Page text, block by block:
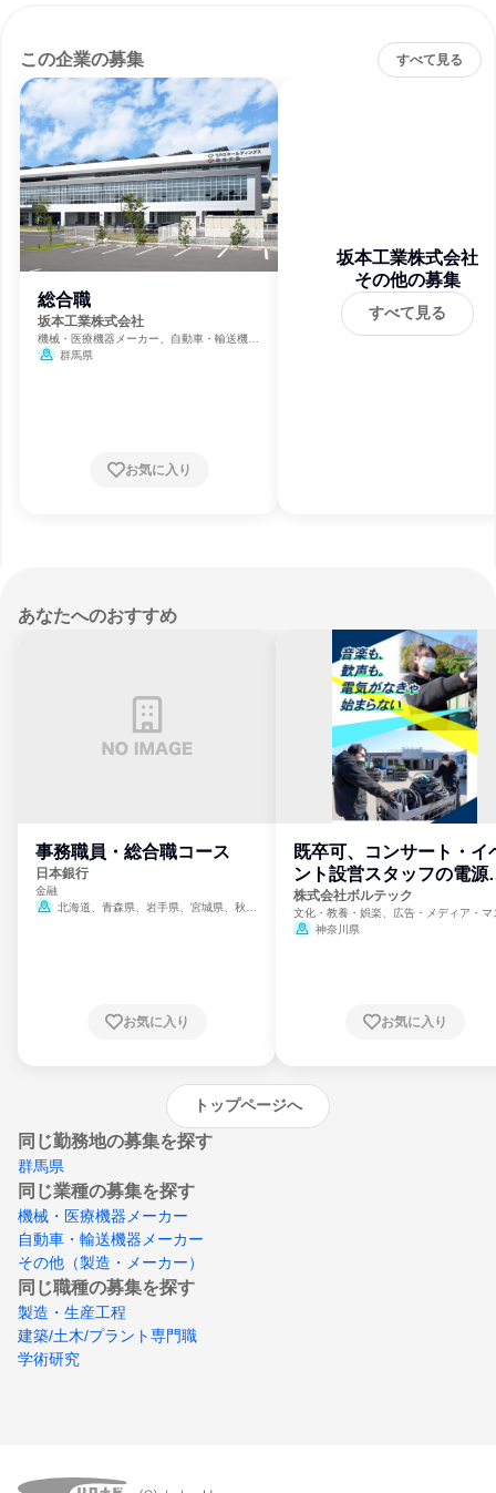
この企業の募集 すべて見る
総合職
坂本工業株式会社
機械・医療機器メーカー、自動車・輸送機器
メーカー、製造・メーカー
群馬県
お気に入り
坂本工業株式会社
その他の募集
すべて見る
あなたへのおすすめ
事務職員・総合職コース
日本銀行
金融
北海道、青森県、岩手県、宮城県、秋田
崎県、熊本県、大分県、宮崎県、鹿児島県、
お気に入り
既卒可、コンサート・イ
ント設営スタッフの電源
門
株式会社ボルテック
文化・教養・娯楽、広告・メディア・マ
ミ、電力・ガス・水道・エネルギー
神奈川県
お気に入り
トップページへ
同じ勤務地の募集を探す
群馬県
同じ業種の募集を探す
機械・医療機器メーカー
自動車・輸送機器メーカー
その他（製造・メーカー）
同じ職種の募集を探す
製造・生産工程
建築/土木/プラント専門職
学術研究